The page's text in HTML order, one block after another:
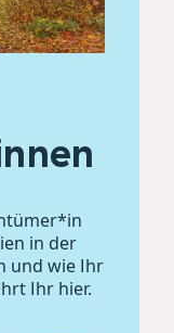
in der
und wie Ihr
Ihr hier.